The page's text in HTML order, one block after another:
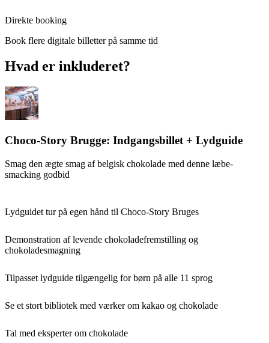
Direkte booking
Book flere digitale billetter på samme tid
Hvad er inkluderet?
Choco-Story Brugge: Indgangsbillet + Lydguide
Smag den ægte smag af belgisk chokolade med denne læbe-
smacking godbid
Lydguidet tur på egen hånd til Choco-Story Bruges
Demonstration af levende chokoladefremstilling og
chokoladesmagning
Tilpasset lydguide tilgængelig for børn på alle 11 sprog
Se et stort bibliotek med værker om kakao og chokolade
Tal med eksperter om chokolade